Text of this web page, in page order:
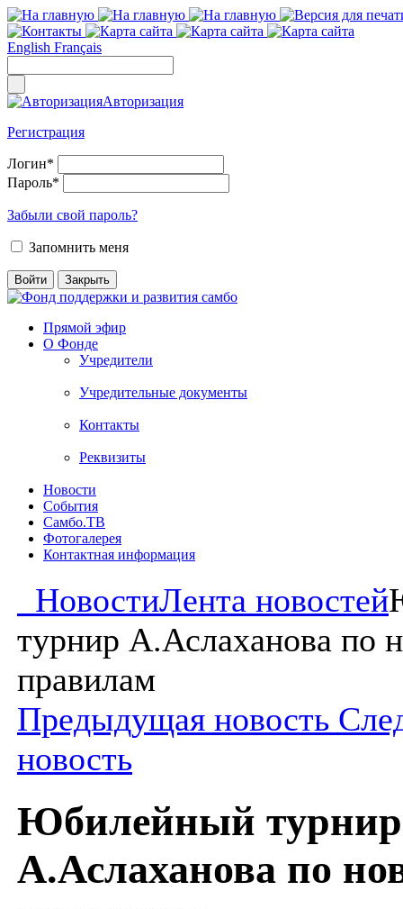
English Français
Авторизация
Регистрация
Логин*
Пароль*
Забыли свой пароль?
Запомнить меня
Прямой эфир
О Фонде
Учредители
Учредительные документы
Контакты
Реквизиты
Новости
События
Самбо.ТВ
Фотогалерея
Контактная информация
НовостиЛента новостей
турнир А.Аслаханова по
правилам
Предыдущая новость
новость
Юбилейный турнир
А.Аслаханова по